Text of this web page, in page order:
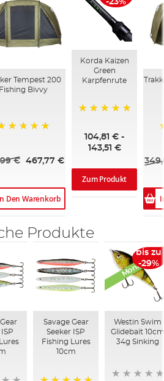
Tempest 200
Fishing Bivvy
€ 467,77 €
Den Warenkorb
-23%
Korda Kaizen
Green
Karpfenrute
104,81 € -
143,51 €
Zum Produkt
Produkte
Savage Gear
Seeker ISP
Fishing Lures
10cm
Monats-bis zu
-29%
Westin Swim
Glidebait 10cm
34g Sinking